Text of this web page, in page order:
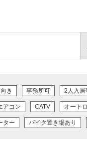
き 事務所可 2人入居
アコン CATV オート
ター バイク置き場あり